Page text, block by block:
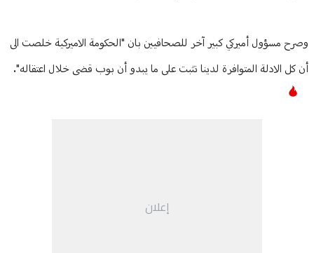
وصرح مسؤول أميركي كبير آخر للصحافيين بان "الحكومة الاميركية خلصت الى
أن كل الادلة المتوافرة لدينا تثبت على ما يبدو أن بوب قضى خلال اعتقاله".
إعلان